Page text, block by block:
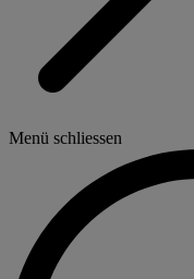
Menü schliessen